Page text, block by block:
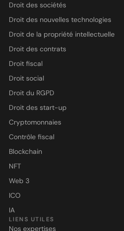
Droit des sociétés
Droit des nouvelles technologies
Droit de la propriété intellectuelle
Droit des contrats
Droit fiscal
Droit social
Droit du RGPD
Droit des start-up
Cryptomonnaies
Contrôle fiscal
Blockchain
NFT
Web 3
ICO
IA
LIENS UTILES
Nos expertises